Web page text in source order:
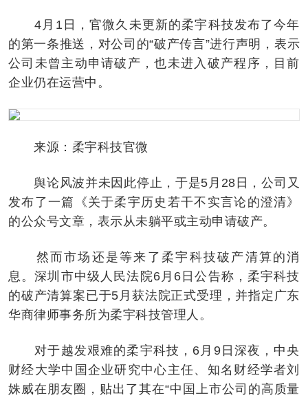
4月1日，官微久未更新的柔宇科技发布了今年
的第一条推送，对公司的“破产传言”进行声明，表示
公司未曾主动申请破产，也未进入破产程序，目前
企业仍在运营中。
来源：柔宇科技官微
舆论风波并未因此停止，于是5月28日，公司又
发布了一篇《关于柔宇历史若干不实言论的澄清》
的公众号文章，表示从未躺平或主动申请破产。
然而市场还是等来了柔宇科技破产清算的消
息。深圳市中级人民法院6月6日公告称，柔宇科技
的破产清算案已于5月获法院正式受理，并指定广东
华商律师事务所为柔宇科技管理人。
对于越发艰难的柔宇科技，6月9日深夜，中央
财经大学中国企业研究中心主任、知名财经学者刘
姝威在朋友圈，贴出了其在“中国上市公司的高质量